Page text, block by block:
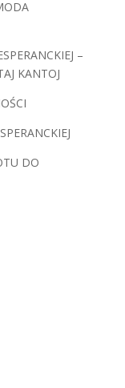
–
KANTOJ
DO